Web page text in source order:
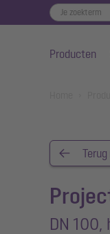
Producten
DN 100,